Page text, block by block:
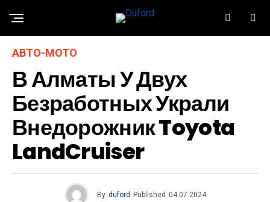
АВТО-МОТО
В Алматы У Двух
Безработных Украли
Внедорожник Toyota
LandCruiser
By duford Published 04.07.2024